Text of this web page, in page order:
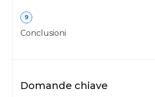
9
Conclusioni
Domande chiave